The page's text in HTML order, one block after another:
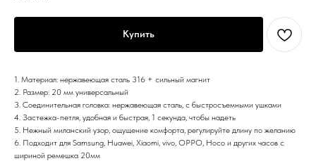
Купить
1. Материал: нержавеющая сталь 316 + сильный магнит
2. Размер: 20 мм универсальный
3. Соединительная головка: нержавеющая сталь, с быстросъемными ушками
4. Застежка-петля, удобная и быстрая, 1 секунда, чтобы надеть
5. Нежный миланский узор, ощущение комфорта, регулируйте длину по желанию
6. Подходит для Samsung, Huawei, Xiaomi, vivo, OPPO, Hoco и других часов с
шириной ремешка 20мм